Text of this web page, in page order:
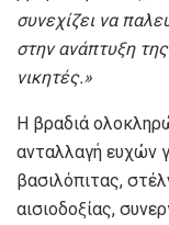
συνεχίζει να
στην ανάπτυξη
νικητές.»
Η βραδιά
ανταλλαγή ευχών
βασιλόπιτας,
αισιοδοξίας,